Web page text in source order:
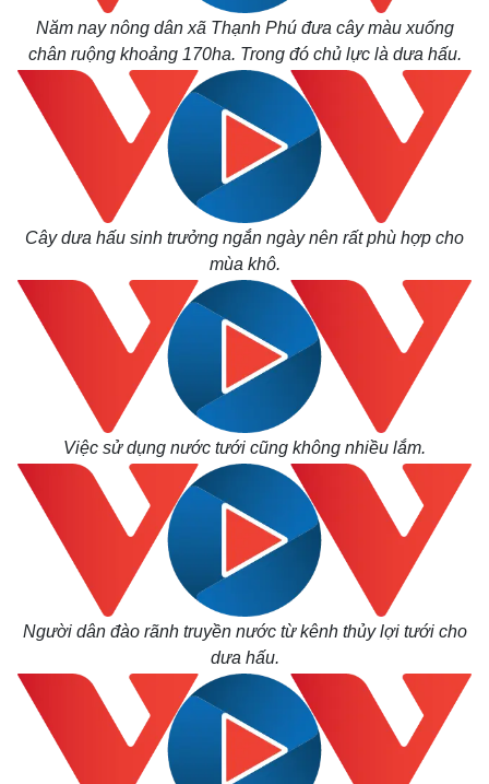
Thế giới
Quan sát
Cuộc sống đó đây
Multimedia
Video
E-Magazine
Infographic
Năm nay nông dân xã Thạnh Phú đưa cây màu xuống
chân ruộng khoảng 170ha. Trong đó chủ lực là dưa hấu.
Cây dưa hấu sinh trưởng ngắn ngày nên rất phù hợp cho
mùa khô.
Việc sử dụng nước tưới cũng không nhiều lắm.
Người dân đào rãnh truyền nước từ kênh thủy lợi tưới cho
dưa hấu.